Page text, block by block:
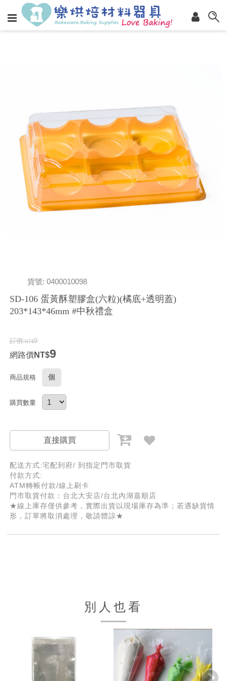
貨號: 0400010098
SD-106 蛋黃酥塑膠盒(六粒)(橘底+透明蓋)
203*143*46mm #中秋禮盒
訂價: 9
網路價 9
商品規格 個
購買數量
直接購買
配送方式:宅配到府/ 到指定門市取貨
付款方式:
ATM轉帳付款/線上刷卡
門市取貨付款：台北大安店/台北內湖嘉順店
★線上庫存僅供參考，實際出貨以現場庫存為準；若遇缺貨情
形，訂單將取消處理，敬請體諒★
別人也看